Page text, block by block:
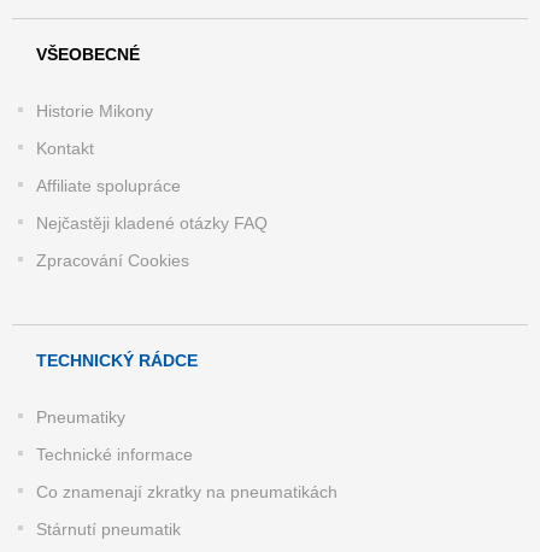
VŠEOBECNÉ
Historie Mikony
Kontakt
Affiliate spolupráce
Nejčastěji kladené otázky FAQ
Zpracování Cookies
TECHNICKÝ RÁDCE
Pneumatiky
Technické informace
Co znamenají zkratky na pneumatikách
Stárnutí pneumatik